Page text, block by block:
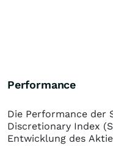
Performance
Die Performance der
Discretionary Index
Entwicklung des